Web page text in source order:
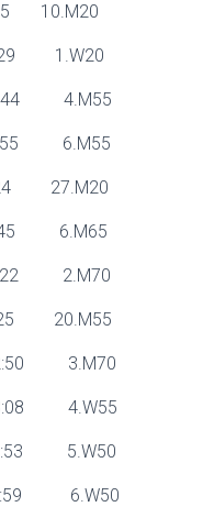
1.W20
4.M55
6.M55
27.M20
6.M65
2.M70
20.M55
3.M70
4.W55
5.W50
6.W50